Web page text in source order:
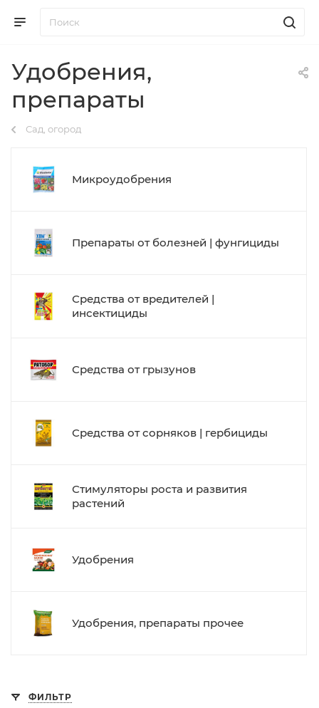
Удобрения,
препараты
Сад, огород
Микроудобрения
Препараты от болезней | фунгициды
Средства от вредителей |
инсектициды
Средства от грызунов
Средства от сорняков | гербициды
Стимуляторы роста и развития
растений
Удобрения
Удобрения, препараты прочее
ФИЛЬТР